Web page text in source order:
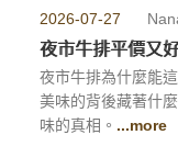
2026-07-27
夜市牛排平價又
夜市牛排為什麼能
美味的背後藏著什
味的真相。 ...more